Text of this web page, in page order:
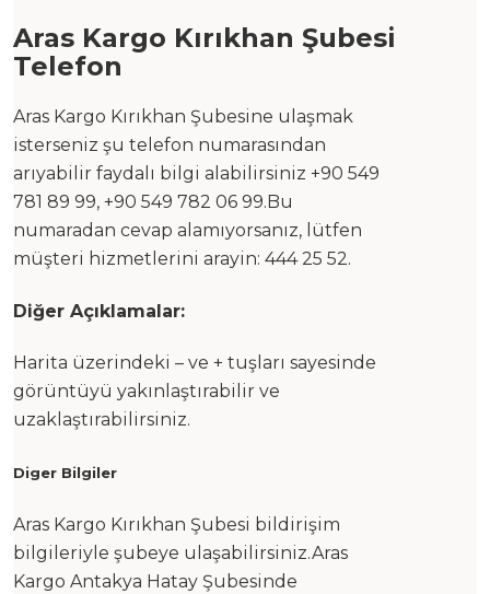
Aras Kargo Kırıkhan Şubesi
Telefon
Aras Kargo Kırıkhan Şubesine ulaşmak
isterseniz şu telefon numarasından
arıyabilir faydalı bilgi alabilirsiniz +90 549
781 89 99, +90 549 782 06 99.Bu
numaradan cevap alamıyorsanız, lütfen
müşteri hizmetlerini arayin: 444 25 52.
Diğer Açıklamalar:
Harita üzerindeki – ve + tuşları sayesinde
görüntüyü yakınlaştırabilir ve
uzaklaştırabilirsiniz.
Diger Bilgiler
Aras Kargo Kırıkhan Şubesi bildirişim
bilgileriyle şubeye ulaşabilirsiniz.Aras
Kargo Antakya Hatay Şubesinde